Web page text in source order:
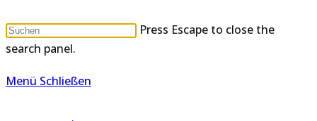
Press Escape to close the
search panel.
Menü Schließen